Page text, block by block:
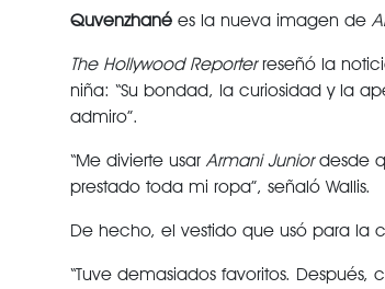
Quvenzhanées la nueva imagen de
The Hollywood Reporterreseñó la
niña: “Su bondad, la curiosidad y la
admiro”.
“Me divierte usarArmani Juniordesde
prestado toda mi ropa”, señaló Wallis.
De hecho, el vestido que usó para la
“Tuve demasiados favoritos.